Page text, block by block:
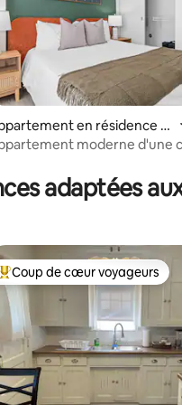
5 sur la base de 8
en résidence ⋅
moderne d'une
sur place
adaptées
Coups de cœur voyageurs les
Coup de cœur voyageurs